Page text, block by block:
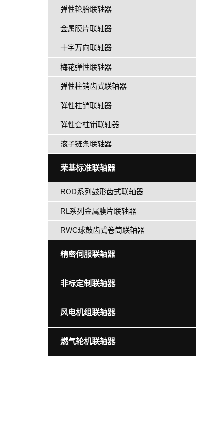
弹性轮胎联轴器
金属膜片联轴器
十字万向联轴器
梅花弹性联轴器
弹性柱销齿式联轴器
弹性柱销联轴器
弹性套柱销联轴器
滚子链条联轴器
荣基标准联轴器
ROD系列鼓形齿式联轴器
RL系列金属膜片联轴器
RWC球鼓齿式卷筒联轴器
精密伺服联轴器
非标定制联轴器
风电机组联轴器
燃气轮机联轴器